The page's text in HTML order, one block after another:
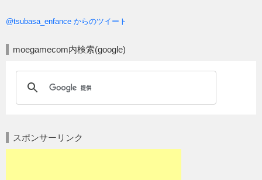
@tsubasa_enfance からのツイート
moegamecom内検索(google)
スポンサーリンク